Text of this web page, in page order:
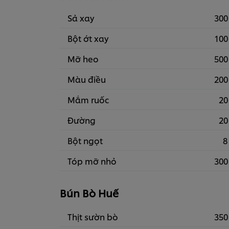
Sả xay
Bột ớt xay
Mỡ heo
Màu điều
Mắm ruốc
Đường
Bột ngọt
Tóp mỡ nhỏ
Bún Bò Huế
Thịt sườn bò